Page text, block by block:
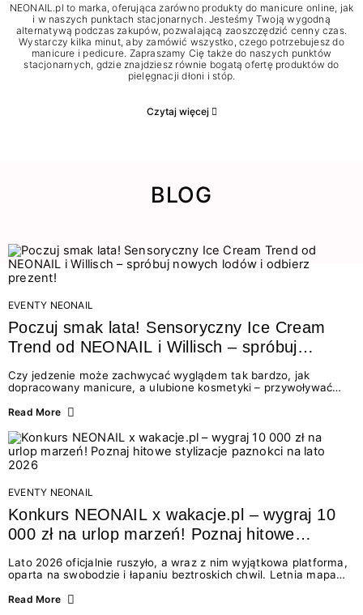
NEONAIL.pl to marka, oferująca zarówno produkty do manicure online, jak
i w naszych punktach stacjonarnych. Jesteśmy Twoją wygodną
alternatywą podczas zakupów, pozwalającą zaoszczędzić cenny czas.
Wystarczy kilka minut, aby zamówić wszystko, czego potrzebujesz do
manicure i pedicure. Zapraszamy Cię także do naszych punktów
stacjonarnych, gdzie znajdziesz równie bogatą ofertę produktów do
pielęgnacji dłoni i stóp.
Czytaj więcej
BLOG
EVENTY NEONAIL
Poczuj smak lata! Sensoryczny Ice Cream
Trend od NEONAIL i Willisch – spróbuj
nowych lodów i odbierz prezent!
Czy jedzenie może zachwycać wyglądem tak bardzo, jak
dopracowany manicure, a ulubione kosmetyki – przywoływać
świata beauty i oszałamiających deserów to coś więcej niż
zmysłami: przez soczysty kolor, aksamitną teksturę,
orzeźwiający zapach i słodki akcent na podniebieniu. Tego lata
NEONAIL łączy siły z marką Willisch, tworząc unikalny projekt
na styku jedzenia i piękna....
Read More
EVENTY NEONAIL
Konkurs NEONAIL x wakacje.pl – wygraj 10
000 zł na urlop marzeń! Poznaj hitowe
Lato 2026 oficjalnie ruszyło, a wraz z nim wyjątkowa platforma,
oparta na swobodzie i łapaniu beztroskich chwil. Letnia mapa
doświadczenia wakacji – od spontanicznych wyjazdów, przez
Read More